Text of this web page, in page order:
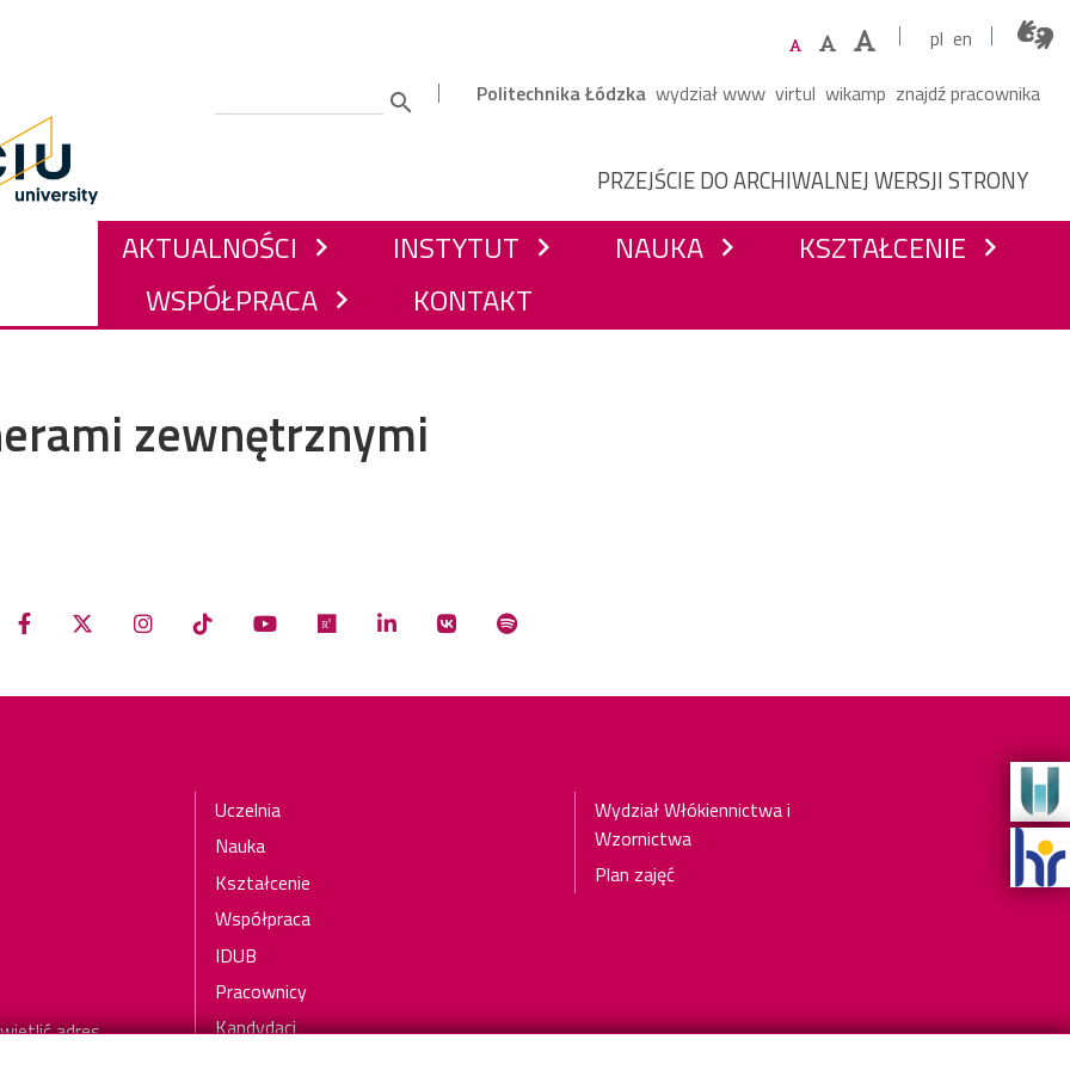
pl en
Szukaj Górne menu
Politechnika Łódzka wydział www virtul wikamp znajdź pracownika
NAWIGACJA Z PODZIAŁEM
PRZEJŚCIE DO ARCHIWALNEJ WERSJI STRONY
GŁÓWNA NAWIGACJA
AKTUALNOŚCI chevron_right INSTYTUT chevron_right NAUKA chevron_right KSZTAŁCENIE chevron_right
WSPÓŁPRACA chevron_right KONTAKT
zewnętrznymi
adres
Stopka
Uczelnia
Nauka
Kształcenie
Współpraca
IDUB
Pracownicy
Kandydaci
Wydział
Wydział Włókiennictwa i
Wzornictwa
Plan zajęć